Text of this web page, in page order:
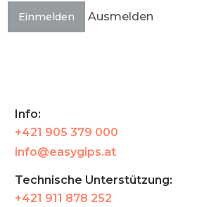
Einmelden Ausmelden
Info:
+421 905 379 000
info@easygips.at
Technische Unterstützung:
+421 911 878 252